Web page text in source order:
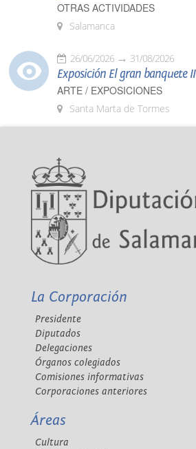
OTRAS ACTIVIDADES
Salamanca
26/06/2026 31/08/2026
Exposición El gran banquete II
ARTE / EXPOSICIONES
Santa Marta de Tormes
La Corporación
Presidente
Diputados
Delegaciones
Órganos colegiados
Comisiones informativas
Corporaciones anteriores
Áreas
Cultura